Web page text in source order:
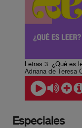
Especiales